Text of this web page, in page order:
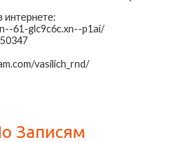
интернете:
61-glc9c6c.xn--p1ai/
vasilich_rnd/
Записям